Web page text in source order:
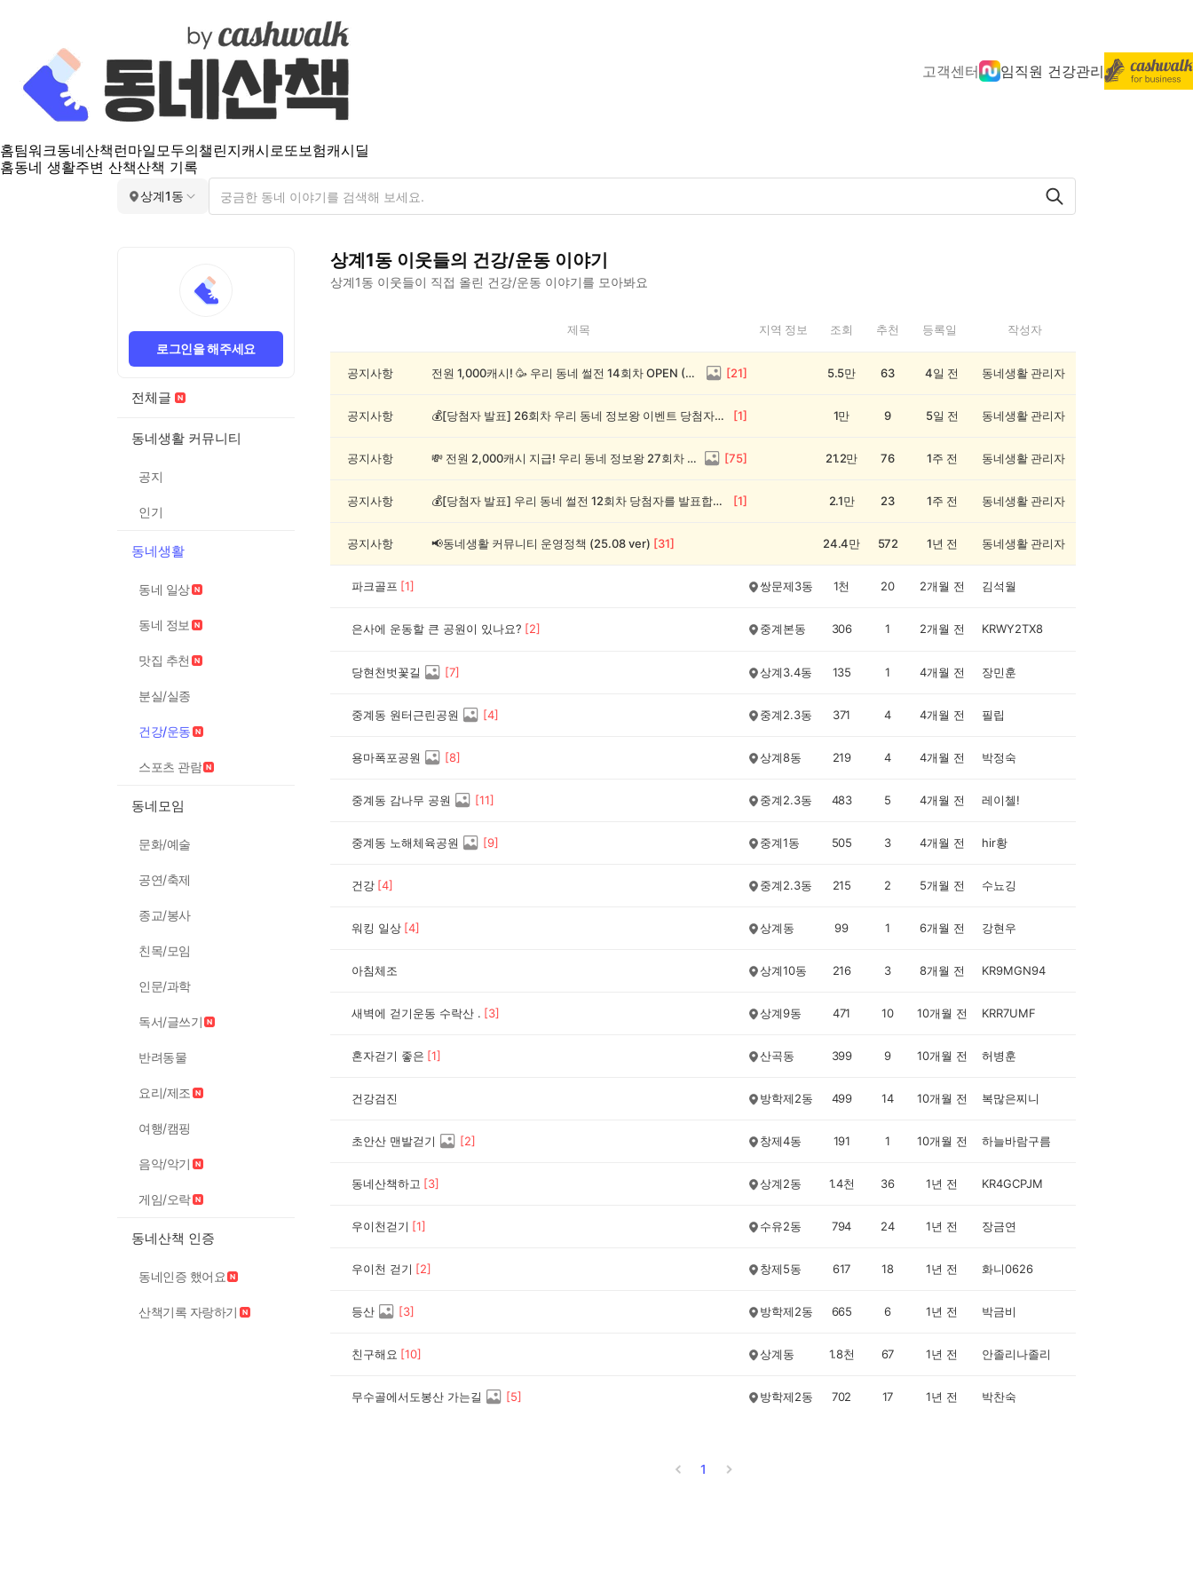
고객센터 임직원 건강관리
홈팀워크동네산책 런마일모두의챌린지캐시로또보험캐시딜
홈동네 생활주변 산책산책 기록
상계1동
로그인을 해주세요
전체글
동네생활 커뮤니티
공지
인기
동네생활
동네 일상
동네 정보
맛집 추천
분실/실종
건강/운동
스포츠 관람
동네모임
문화/예술
공연/축제
종교/봉사
친목/모임
인문/과학
독서/글쓰기
반려동물
요리/제조
여행/캠핑
음악/악기
게임/오락
동네산책 인증
동네인증 했어요
산책기록 자랑하기
상계1동 이웃들의 건강/운동 이야기
상계1동 이웃들이 직접 올린 건강/운동 이야기를 모아봐요
1
제목 지역 정보 조회 추천 등록일 작성자
공지사항 전원 1,000캐시! 🥳 우리 동네 썰전 14회차 OPEN (~8/17) [21] 5.5만 63 4일 전 동네생활 관리자
공지사항 💰[당첨자 발표] 26회차 우리 동네 정보왕 이벤트 당첨자를 발표합니다! [1] 1만 9 5일 전 동네생활 관리자
공지사항 💸 전원 2,000캐시 지급! 우리 동네 정보왕 27회차 (~8/10) [75] 21.2만 76 1주 전 동네생활 관리자
공지사항 💰[당첨자 발표] 우리 동네 썰전 12회차 당첨자를 발표합니다! [1] 2.1만 23 1주 전 동네생활 관리자
공지사항 📢동네생활 커뮤니티 운영정책 (25.08 ver) [31] 24.4만 572 1년 전 동네생활 관리자
파크골프 [1] 쌍문제3동 1천 20 2개월 전 김석월
은사에 운동할 큰 공원이 있나요? [2] 중계본동 306 1 2개월 전 KRWY2TX8
당현천벗꽃길 [7] 상계3.4동 135 1 4개월 전 장민훈
중계동 원터근린공원 [4] 중계2.3동 371 4 4개월 전 필립
용마폭포공원 [8] 상계8동 219 4 4개월 전 박정숙
중계동 감나무 공원 [11] 중계2.3동 483 5 4개월 전 레이첼!
중계동 노해체육공원 [9] 중계1동 505 3 4개월 전 hir황
건강 [4] 중계2.3동 215 2 5개월 전 수뇨깅
워킹 일상 [4] 상계동 99 1 6개월 전 강현우
아침체조 상계10동 216 3 8개월 전 KR9MGN94
새벽에 걷기운동 수락산 . [3] 상계9동 471 10 10개월 전 KRR7UMF
혼자걷기 좋은 [1] 산곡동 399 9 10개월 전 허병훈
건강검진 방학제2동 499 14 10개월 전 복많은찌니
초안산 맨발걷기 [2] 창제4동 191 1 10개월 전 하늘바람구름
동네산책하고 [3] 상계2동 1.4천 36 1년 전 KR4GCPJM
우이천걷기 [1] 수유2동 794 24 1년 전 장금연
우이천 걷기 [2] 창제5동 617 18 1년 전 화니0626
등산 [3] 방학제2동 665 6 1년 전 박금비
친구해요 [10] 상계동 1.8천 67 1년 전 안졸리나졸리
무수골에서도봉산 가는길 [5] 방학제2동 702 17 1년 전 박찬숙
1